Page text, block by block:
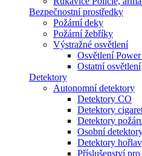
Bezpečnostní prostředky
Požární deky
Požární žebříky
Výstražné osvětlení
Osvětlení Power
Ostatní osvětlení
Detektory
Autonomní detektory
Detektory CO
Detektory
Detektory
Osobní
Detektory
Příslušenství